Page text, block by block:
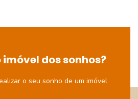
dos sonhos?
o seu sonho de um imóvel